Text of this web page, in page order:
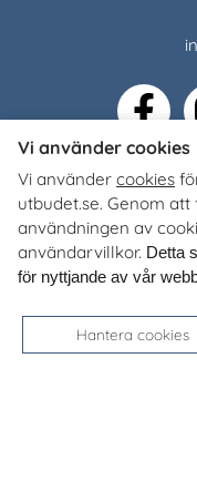
Vi använder cookies
Vi använder cookies
utbudet.se. Genom
användningen av
användarvillkor. Detta
för nyttjande av vår
Hantera cookies